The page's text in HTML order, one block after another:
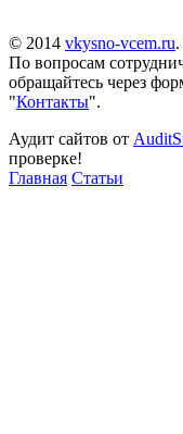
© 2014 vkysno-vcem.ru
По вопросам
обращайтесь через
"Контакты".
Аудит сайтов от
проверке!
Главная Статьи